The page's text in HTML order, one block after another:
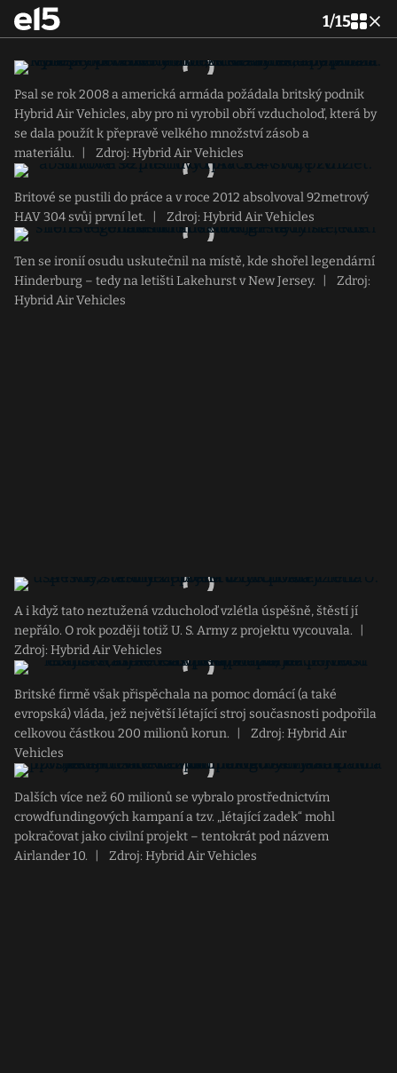
1/15
Psal se rok 2008 a americká armáda požádala britský podnik
Hybrid Air Vehicles, aby pro ni vyrobil obří vzducholoď, která by
se dala použít k přepravě velkého množství zásob a
materiálu.
Zdroj: Hybrid Air Vehicles
Britové se pustili do práce a v roce 2012 absolvoval 92metrový
HAV 304 svůj první let.
Zdroj: Hybrid Air Vehicles
Ten se ironií osudu uskutečnil na místě, kde shořel legendární
Hinderburg – tedy na letišti Lakehurst v New Jersey.
Zdroj:
Hybrid Air Vehicles
A i když tato neztužená vzducholoď vzlétla úspěšně, štěstí jí
nepřálo. O rok později totiž U. S. Army z projektu vycouvala.
Zdroj: Hybrid Air Vehicles
Britské firmě však přispěchala na pomoc domácí (a také
evropská) vláda, jež největší létající stroj současnosti podpořila
celkovou částkou 200 milionů korun.
Zdroj: Hybrid Air
Vehicles
Dalších více než 60 milionů se vybralo prostřednictvím
crowdfundingových kampaní a tzv. „létající zadek“ mohl
pokračovat jako civilní projekt – tentokrát pod názvem
Airlander 10.
Zdroj: Hybrid Air Vehicles